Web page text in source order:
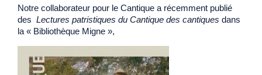
Notre collaborateur pour le Cantique a récemment publié
des Lectures patristiques du Cantique des cantiques dans
la « Bibliothèque Migne »,